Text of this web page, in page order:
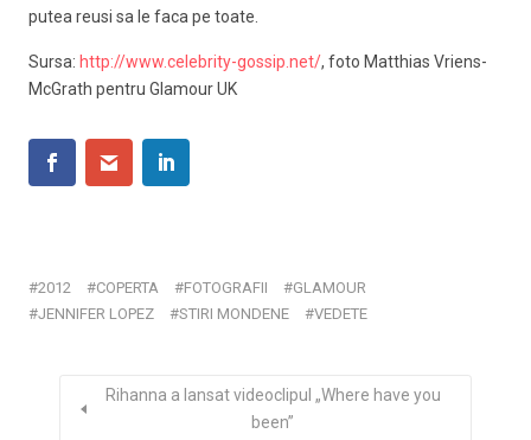
putea reusi sa le faca pe toate.
Sursa: http://www.celebrity-gossip.net/, foto Matthias Vriens-
McGrath pentru Glamour UK
2012 COPERTA FOTOGRAFII
GLAMOUR
JENNIFER LOPEZ
STIRI MONDENE VEDETE
Rihanna a lansat videoclipul „Where have you
been”